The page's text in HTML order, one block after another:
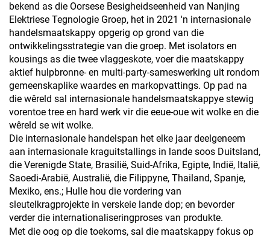
bekend as die Oorsese Besigheidseenheid van Nanjing
Elektriese Tegnologie Groep, het in 2021 'n internasionale
handelsmaatskappy opgerig op grond van die
ontwikkelingsstrategie van die groep. Met isolators en
kousings as die twee vlaggeskote, voer die maatskappy
aktief hulpbronne- en multi-party-sameswerking uit rondom
gemeenskaplike waardes en markopvattings. Op pad na
die wêreld sal internasionale handelsmaatskappye stewig
vorentoe tree en hard werk vir die eeue-oue wit wolke en die
wêreld se wit wolke.
Die internasionale handelspan het elke jaar deelgeneem
aan internasionale kraguitstallings in lande soos Duitsland,
die Verenigde State, Brasilië, Suid-Afrika, Egipte, Indië, Italië,
Saoedi-Arabië, Australië, die Filippyne, Thailand, Spanje,
Mexiko, ens.; Hulle hou die vordering van
sleutelkragprojekte in verskeie lande dop; en bevorder
verder die internationaliseringproses van produkte.
Met die oog op die toekoms, sal die maatskappy fokus op